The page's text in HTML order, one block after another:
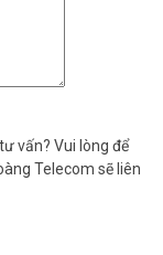
Điều này giúp
bị bỏ lỡ nếu không
chịu thời tiết để
vấn? Vui lòng để
Telecom sẽ liên